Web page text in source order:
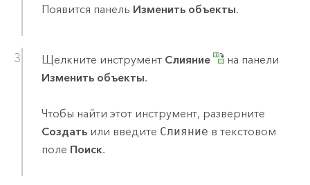
Появится панель Изменить объекты.
Щелкните инструмент Слияние
на панели
Изменить объекты.
Чтобы найти этот инструмент, разверните
Создатьили введите Слияние в текстовом
поле Поиск.